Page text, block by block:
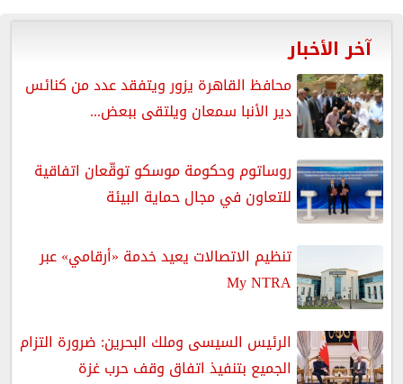
آخر الأخبار
محافظ القاهرة يزور ويتفقد عدد من كنائس
دير الأنبا سمعان ويلتقى ببعض...
روساتوم وحكومة موسكو توقّعان اتفاقية
للتعاون في مجال حماية البيئة
تنظيم الاتصالات يعيد خدمة «أرقامي» عبر
My NTRA
الرئيس السيسى وملك البحرين: ضرورة التزام
الجميع بتنفيذ اتفاق وقف حرب غزة